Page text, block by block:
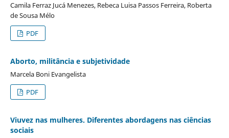
Camila Ferraz Jucá Menezes, Rebeca Luisa Passos Ferreira, Roberta
de Sousa Mélo
PDF
Aborto, militância e subjetividade
Marcela Boni Evangelista
PDF
Viuvez nas mulheres. Diferentes abordagens nas ciências
sociais